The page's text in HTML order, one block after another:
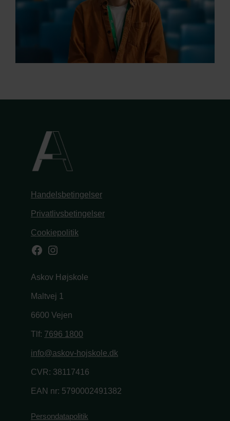
Handelsbetingelser
Privatlivsbetingelser
Cookiepolitik
Facebook
Instagram
Askov Højskole
Maltvej 1
6600 Vejen
Tlf: 7696 1800
info@askov-hojskole.dk
CVR: 38117416
EAN nr: 5790002491382
Persondatapolitik